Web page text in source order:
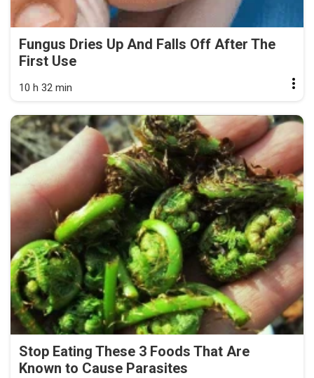
Fungus Dries Up And Falls Off After The
First Use
10 h 32 min
Stop Eating These 3 Foods That Are
Known to Cause Parasites